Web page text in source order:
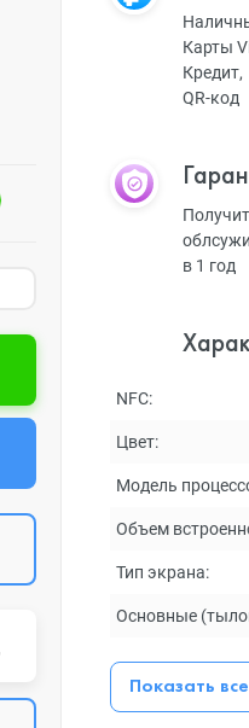
Карты
Кредит,
QR-код
в 1 год
NFC:
Цвет:
Модель
Объем
Тип экрана:
Основные
Показать